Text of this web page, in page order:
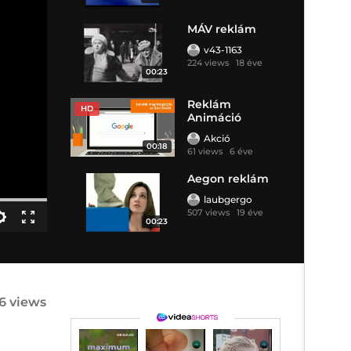
00:23
MÁV reklám
v43-1163
224 views 18 éve
HD
00:18
Reklám
Animáció
Akció
61 views 6 éve
00:23
Aegon reklám
laubgergo
507 views 19 éve
views